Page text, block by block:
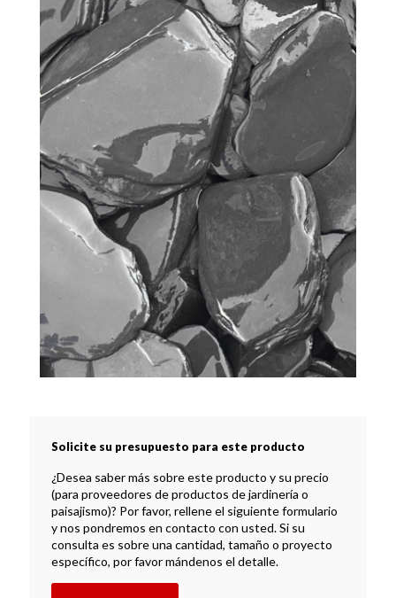
Solicite su presupuesto para este producto
¿Desea saber más sobre este producto y su precio
(para proveedores de productos de jardinería o
paisajismo)? Por favor, rellene el siguiente formulario
y nos pondremos en contacto con usted. Si su
consulta es sobre una cantidad, tamaño o proyecto
específico, por favor mándenos el detalle.